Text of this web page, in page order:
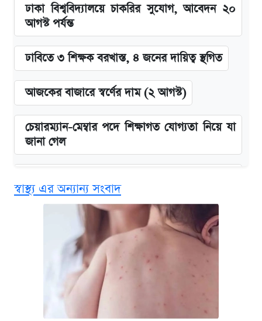
ঢাকা বিশ্ববিদ্যালয়ে চাকরির সুযোগ, আবেদন ২০
আগস্ট পর্যন্ত
ঢাবিতে ৩ শিক্ষক বরখাস্ত, ৪ জনের দায়িত্ব স্থগিত
আজকের বাজারে স্বর্ণের দাম (২ আগস্ট)
চেয়ারম্যান-মেম্বার পদে শিক্ষাগত যোগ্যতা নিয়ে যা
জানা গেল
ভাতা
ঢাবির সূর্যসেন হলে সমকামিতার অভিযোগে দুইজন
দেশের বাজারে ফের বেড়েছে সোনার দাম
‘গুলশানের চামেলি’ তে যৌনকর্মীর দালাল অ্যাডলফ
স্বাস্থ্য এর অন্যান্য সংবাদ